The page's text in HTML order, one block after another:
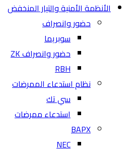
الأنظمة الأمنية والتيار المنخفض
حضور وانصراف
سوبريما
حضور وانصراف ZK
RBH
نظام استدعاء الممرضات
سي تك
استدعاء ممرضات
BAPX
NEC